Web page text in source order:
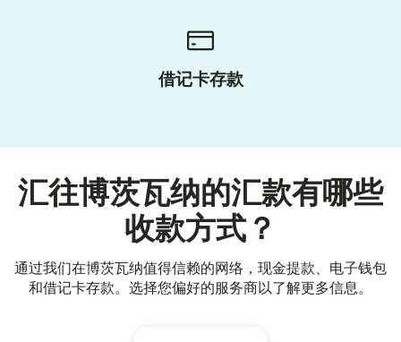
借记卡存款
汇往博茨瓦纳的汇款有哪些
收款方式？
通过我们在博茨瓦纳值得信赖的网络，现金提款、电子钱包
和借记卡存款。选择您偏好的服务商以了解更多信息。